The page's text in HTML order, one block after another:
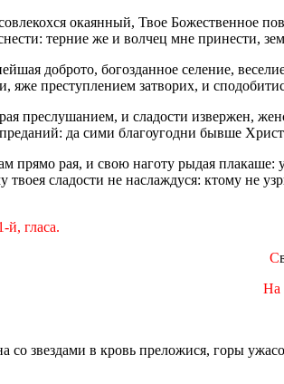
окаянный, Твое Божественное
терние же и волчец мне принести,
доброто, богозданное селение,
яже преступлением затворих, и
преслушанием, и сладости извержен,
да сими благоугодни бывше
прямо рая, и свою наготу рыдая
сладости не наслаждуся: ктому не
гласа.
С
На
со звездами в кровь преложися, горы